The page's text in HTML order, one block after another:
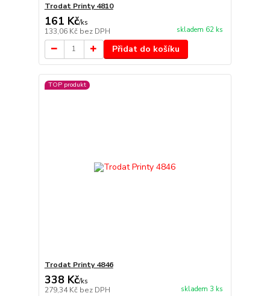
Trodat Printy 4810
161 Kč/ks
133,06 Kč bez DPH skladem 62 ks
Přidat do košíku
TOP produkt
Trodat Printy 4846
338 Kč/ks
279,34 Kč bez DPH skladem 3 ks